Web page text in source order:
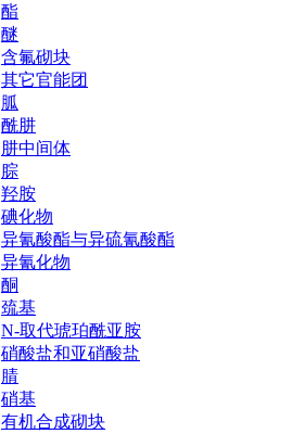
酯
醚
含氟砌块
其它官能团
胍
酰肼
肼中间体
腙
羟胺
碘化物
异氰酸酯与异硫氰酸酯
异氰化物
酮
巯基
N-取代琥珀酰亚胺
硝酸盐和亚硝酸盐
腈
硝基
有机合成砌块